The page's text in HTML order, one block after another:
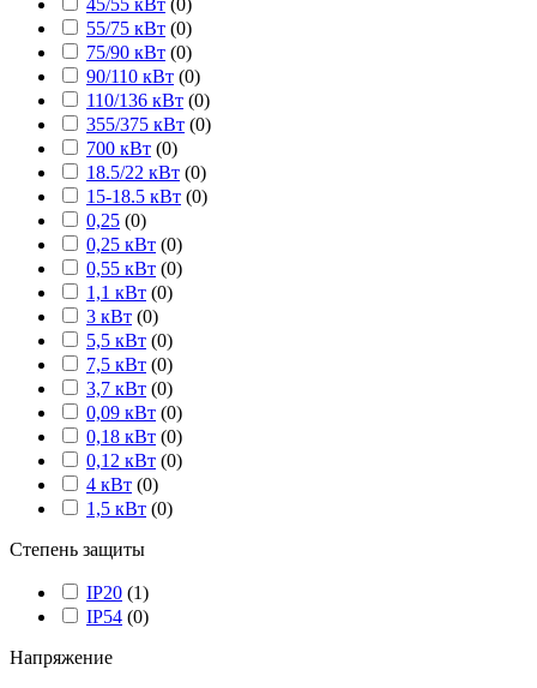
45/55 кВт (0)
55/75 кВт (0)
75/90 кВт (0)
90/110 кВт (0)
110/136 кВт (0)
355/375 кВт (0)
700 кВт (0)
18.5/22 кВт (0)
15-18.5 кВт (0)
0,25 (0)
0,25 кВт (0)
0,55 кВт (0)
1,1 кВт (0)
3 кВт (0)
5,5 кВт (0)
7,5 кВт (0)
3,7 кВт (0)
0,09 кВт (0)
0,18 кВт (0)
0,12 кВт (0)
4 кВт (0)
1,5 кВт (0)
Степень защиты
IP20 (1)
IP54 (0)
Напряжение